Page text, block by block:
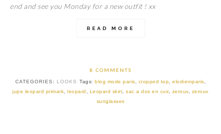
end and see you Monday for a new outfit ! xx
READ MORE
8 COMMENTS
CATEGORIES: LOOKS Tags: blog mode paris cropped top elodieinparis
jupe leopard primark ,leopard Leopard skirt ,sac a dos en cuir, zerouv, zerouv
sunglasses